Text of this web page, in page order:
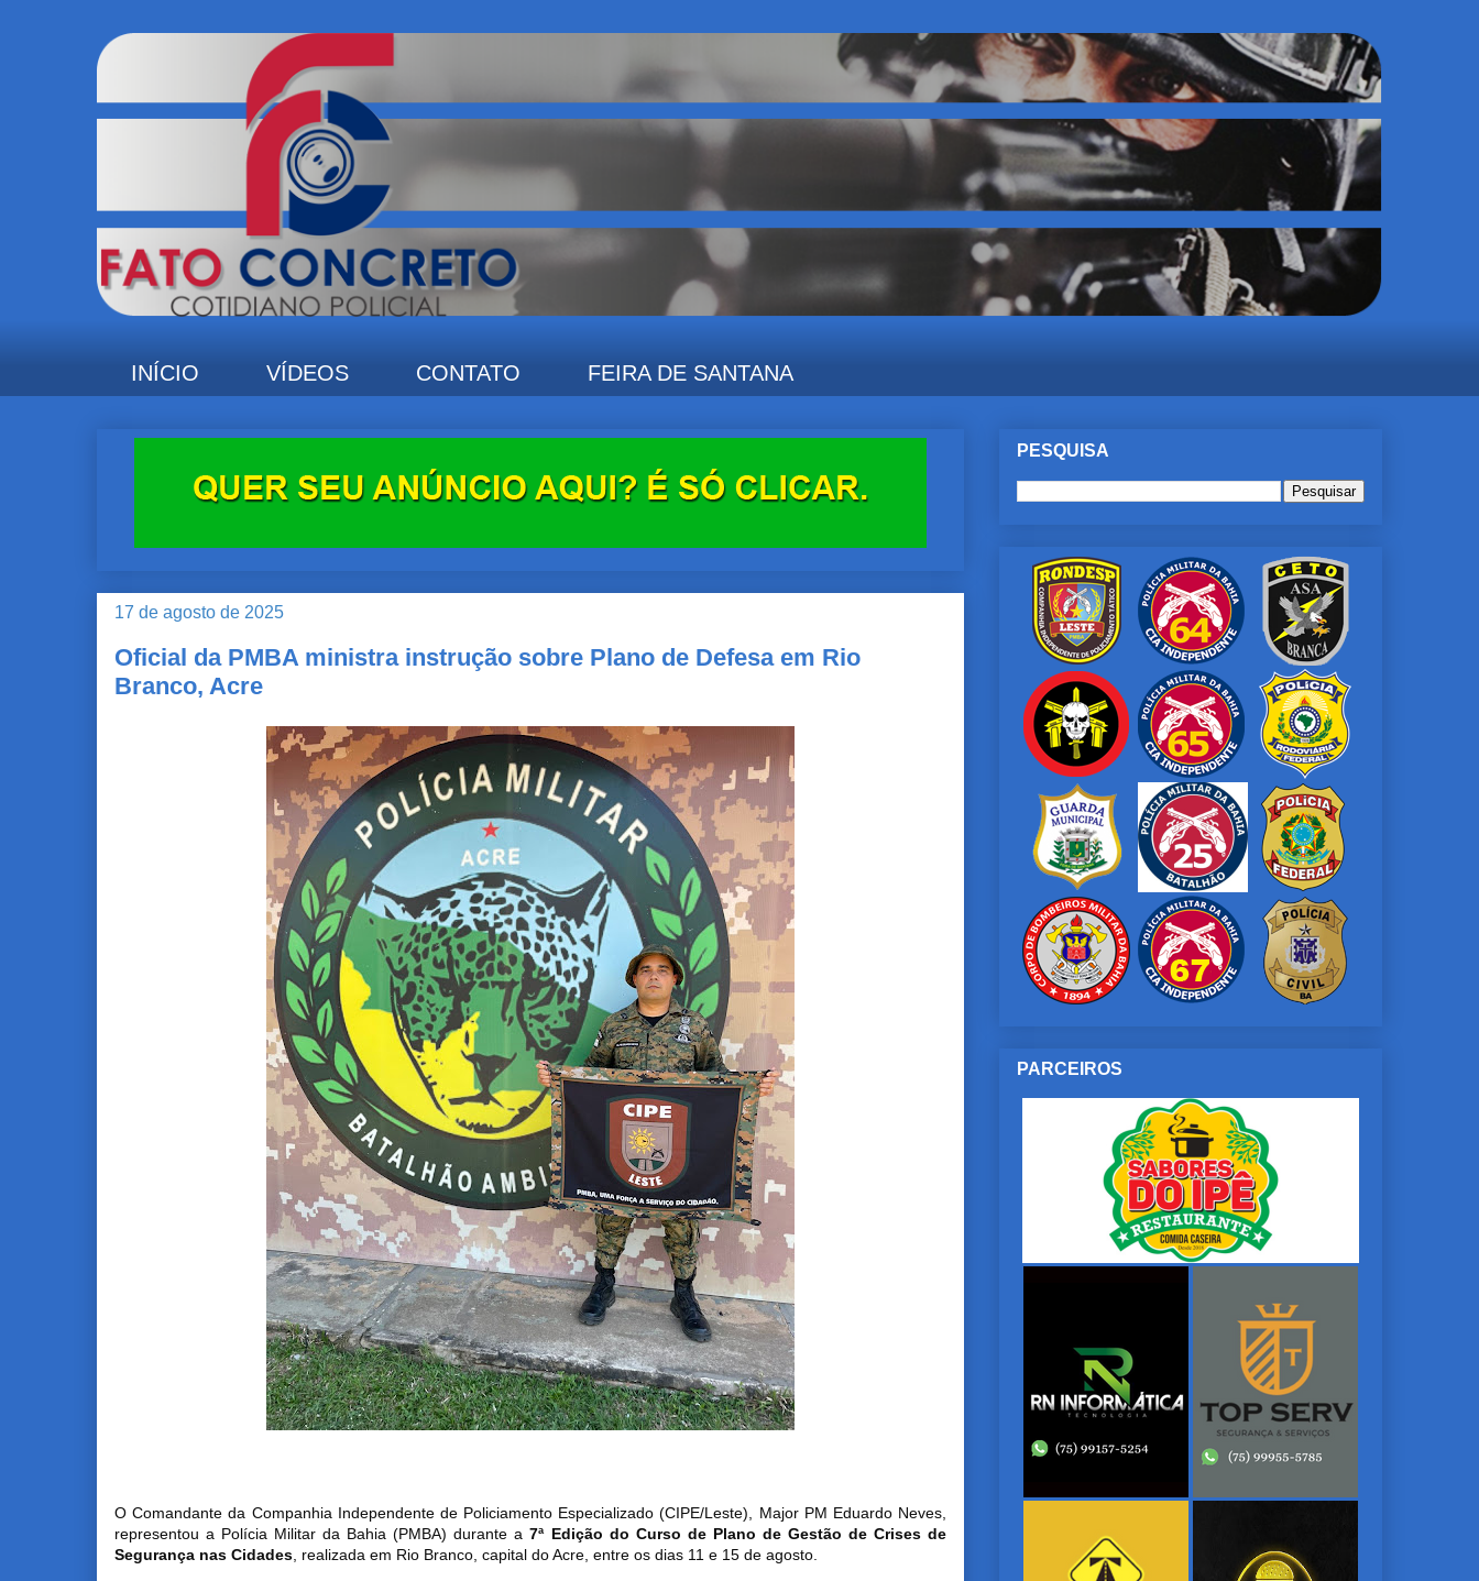
INÍCIO VÍDEOS CONTATO FEIRA DE SANTANA
17 de agosto de 2025
Oficial da PMBA ministra instrução sobre Plano de Defesa em Rio
Branco, Acre
O Comandante da Companhia Independente de Policiamento Especializado (CIPE/Leste), Major PM Eduardo Neves,
representou a Polícia Militar da Bahia (PMBA) durante a7ª Edição do Curso de Plano de Gestão de Crises de
Segurança nas Cidades , realizada em Rio Branco, capital do Acre, entre os dias 11 e 15 de agosto.
PESQUISA
PARCEIROS